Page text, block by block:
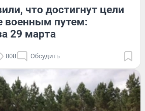
что достигнут цели
военным путем:
29 марта
808 Обсудить